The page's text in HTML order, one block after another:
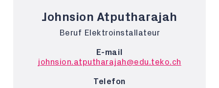
Johnsion Atputharajah
Beruf Elektroinstallateur
E-mail
johnsion.atputharajah@edu.teko.ch
Telefon